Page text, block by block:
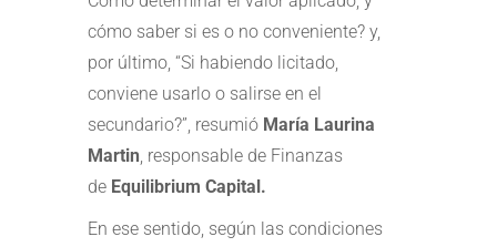
cómo saber si es o no conveniente? y,
por último, “Si habiendo licitado,
conviene usarlo o salirse en el
secundario?”, resumió María Laurina
Martin , responsable de Finanzas
de Equilibrium Capital.
En ese sentido, según las condiciones